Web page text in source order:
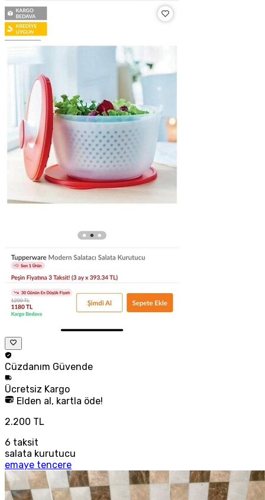
Cüzdanım Güvende
Ücretsiz Kargo
Elden al, kartla öde!
2.200 TL
6 taksit
salata kurutucu
emaye tencere